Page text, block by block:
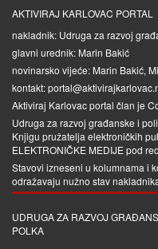
AKTIVIRAJ KARLOVAC PORTAL
nakladnik: Udruga za razvoj
glavni urednik: Marin Bakić
novinarsko vijeće: Marin Bakić,
kontakt:
Aktiviraj Karlovac portal član je
Udruga za razvoj građanske i
Knjigu pružatelja elektroničkih
ELEKTRONIČKE MEDIJEpod
Stavovi izneseni u kolumnama i
odražavaju nužno stav
UDRUGA ZA RAZVOJ
POLKA